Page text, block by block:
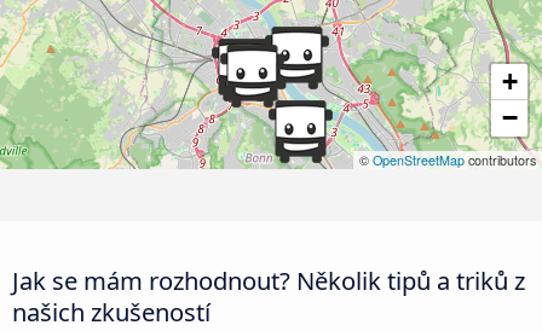
+
−
© OpenStreetMap contributors
Jak se mám rozhodnout? Několik tipů a triků z
našich zkušeností